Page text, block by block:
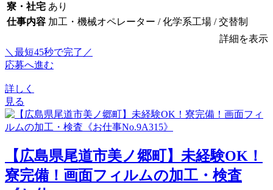
寮・社宅 あり
仕事内容 加工・機械オペレーター / 化学系工場 / 交替制
詳細を表示
＼最短45秒で完了／
応募へ進む
詳しく
見る
【広島県尾道市美ノ郷町】未経験OK！
寮完備！画面フィルムの加工・検査